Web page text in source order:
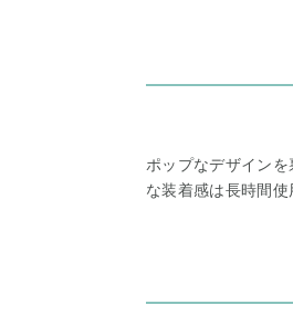
ポップなデザイン
な装着感は長時間使